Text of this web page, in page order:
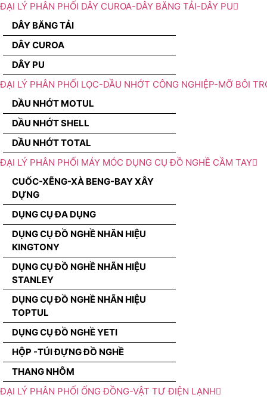
ĐẠI LÝ PHÂN PHỐI DÂY CUROA-DÂY BĂNG TẢI-DÂY PU
DÂY BĂNG TẢI
DÂY CUROA
DÂY PU
ĐẠI LÝ PHÂN PHỐI LỌC-DẦU NHỚT CÔNG NGHIỆP-MỠ BÔI
DẦU NHỚT MOTUL
DẦU NHỚT SHELL
DẦU NHỚT TOTAL
ĐẠI LÝ PHÂN PHỐI MÁY MÓC DỤNG CỤ ĐỒ NGHỀ CẦM TAY
CUỐC-XẼNG-XÀ BENG-BAY XÂY
DỰNG
DỤNG CỤ ĐA DỤNG
DỤNG CỤ ĐỒ NGHỀ NHÃN HIỆU
KINGTONY
DỤNG CỤ ĐỒ NGHỀ NHÃN HIỆU
STANLEY
DỤNG CỤ ĐỒ NGHỀ NHÃN HIỆU
TOPTUL
DỤNG CỤ ĐỒ NGHỀ YETI
HỘP -TÚI ĐỰNG ĐỒ NGHỀ
THANG NHÔM
ĐẠI LÝ PHÂN PHỐI ỐNG ĐỒNG-VẬT TƯ ĐIỆN LẠNH